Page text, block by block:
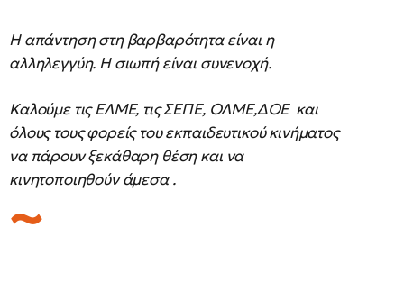
Η απάντηση στη βαρβαρότητα είναι η
αλληλεγγύη. Η σιωπή είναι συνενοχή.
Καλούμε τις ΕΛΜΕ, τις ΣΕΠΕ, ΟΛΜΕ,ΔΟΕ και
όλους τους φορείς του εκπαιδευτικού κινήματος
να πάρουν ξεκάθαρη θέση και να
κινητοποιηθούν άμεσα .